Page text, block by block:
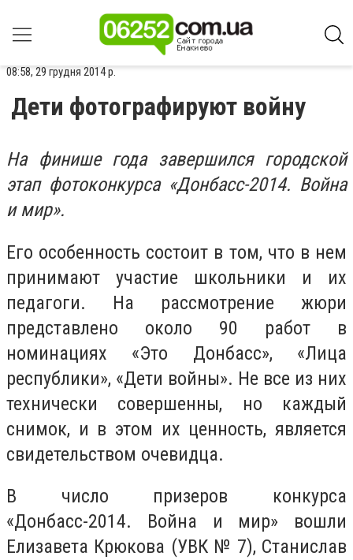
08:58, 29 грудня 2014 р.
Дети фотографируют войну
На финише года завершился городской
этап фотоконкурса «Донбасс-2014. Война
и мир».
Его особенность состоит в том, что в нем
принимают участие школьники и их
педагоги. На рассмотрение жюри
представлено около 90 работ в
номинациях «Это Донбасс», «Лица
республики», «Дети войны». Не все из них
технически совершенны, но каждый
снимок, и в этом их ценность, является
свидетельством очевидца.
В число призеров конкурса
«Донбасс-2014. Война и мир» вошли
Елизавета Крюкова (УВК № 7), Станислав